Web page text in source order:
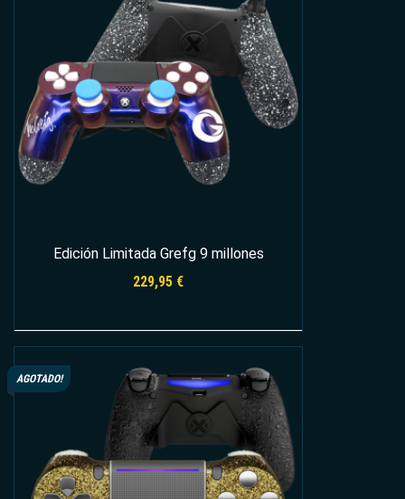
Edición Limitada Grefg 9 millones
229,95 €
Leer más
AGOTADO!